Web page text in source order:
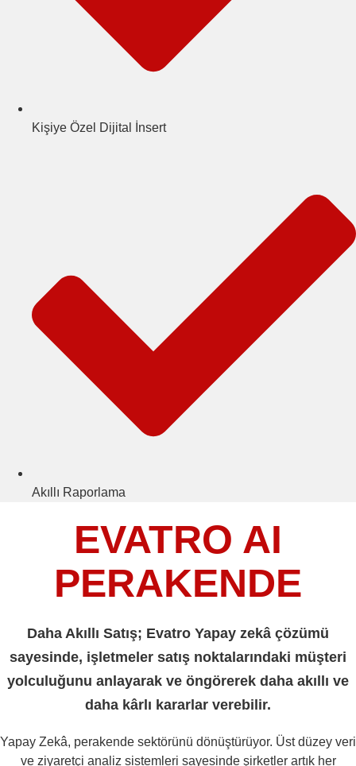
Kişiye Özel Dijital İnsert
Akıllı Raporlama
EVATRO AI
PERAKENDE
Daha Akıllı Satış; Evatro Yapay zekâ çözümü
sayesinde, işletmeler satış noktalarındaki müşteri
yolculuğunu anlayarak ve öngörerek daha akıllı ve
daha kârlı kararlar verebilir.
Yapay Zekâ, perakende sektörünü dönüştürüyor. Üst düzey veri
ve ziyaretçi analiz sistemleri sayesinde şirketler artık her